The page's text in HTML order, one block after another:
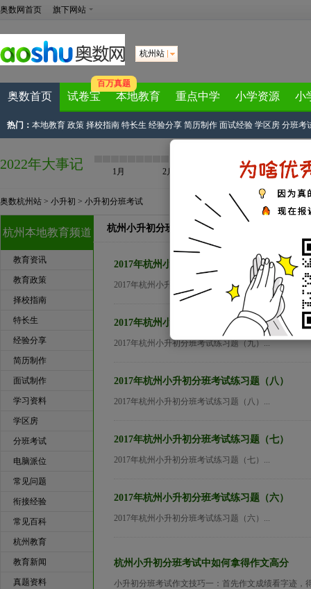
奥数网首页 旗下网站
杭州站
奥数首页 试卷宝
百万真题
本地教育 重点中学 小学资源 小
热门： 本地教育 政策 择校指南 特长生 经验分享 简历制作 面试经验 学区房 分班考
2022年大事记 1月 2月 4月
奥数杭州站 > 小升初 > 小升初分班考试
杭州本地教育频道
教育资讯
教育政策
择校指南
特长生
经验分享
简历制作
面试制作
学习资料
学区房
分班考试
电脑派位
常见问题
衔接经验
常见百科
杭州教育
教育新闻
真题资料
杭州小升初分班考试文章列表
2017年杭州小升初分班考试练习题（十）
2017年杭州小升初分班考试练习题（十）...
2017年杭州小升初分班考试练习题（九）
2017年杭州小升初分班考试练习题（九）...
2017年杭州小升初分班考试练习题（八）
2017年杭州小升初分班考试练习题（八）...
2017年杭州小升初分班考试练习题（七）
2017年杭州小升初分班考试练习题（七）...
2017年杭州小升初分班考试练习题（六）
2017年杭州小升初分班考试练习题（六）...
杭州小升初分班考试中如何拿得作文高分
小升初分班考试作文技巧一：首先作文成绩看字迹